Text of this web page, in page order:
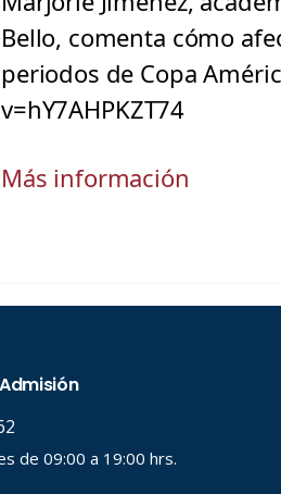
Bello, comenta cómo
periodos de Copa
v=hY7AHPKZT74
Más información